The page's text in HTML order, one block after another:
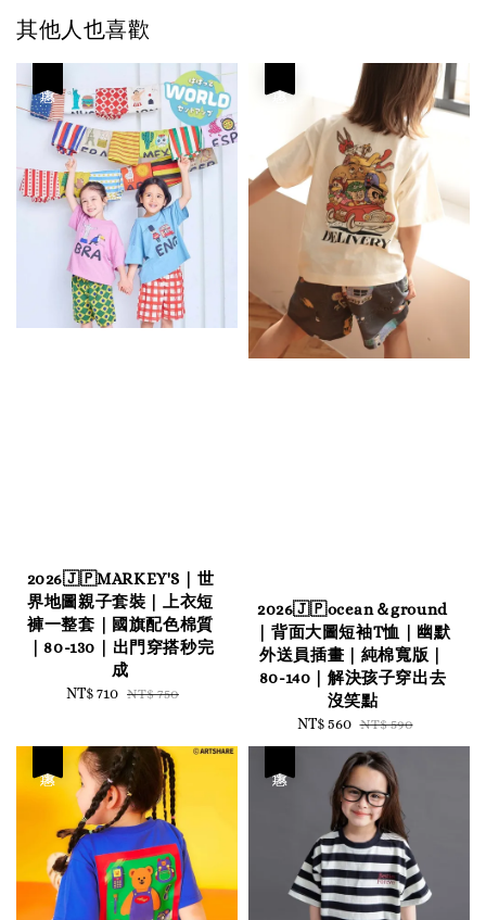
其他人也喜歡
2026🇯🇵MARKEY'S｜世
界地圖親子套裝｜上衣短
褲一整套｜國旗配色棉質
｜80-130｜出門穿搭秒完
成
Sale
NT$ 710 Regular
NT$ 750
2026🇯🇵ocean＆ground
｜背面大圖短袖T恤｜幽默
外送員插畫｜純棉寬版｜
80-140｜解決孩子穿出去
沒笑點
Sale
price
NT$ 560 Regular
price
NT$ 590